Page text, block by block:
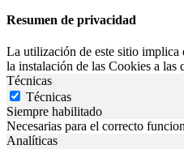
Resumen de privacidad
La utilización de este sitio implica
la instalación de las Cookies a las
Técnicas
Técnicas
Siempre habilitado
Necesarias para el correcto
Analíticas